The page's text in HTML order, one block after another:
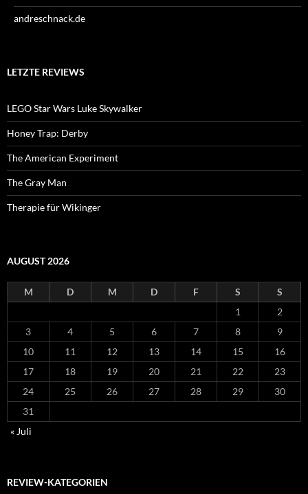
andreschnack.de
LETZTE REVIEWS
LEGO Star Wars Luke Skywalker
Honey Trap: Derby
The American Experiment
The Gray Man
Therapie für Wikinger
AUGUST 2026
M D M D F S
S
1
2
3
4 5 6 7 8
9
10
11 12 13 14 15
16
17
18 19 20 21 22
23
24
25 26 27 28 29
30
31
« Juli
REVIEW-KATEGORIEN